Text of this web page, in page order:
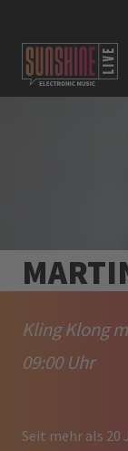
Kling Klong
09:00 Uhr
Seit mehr als 20